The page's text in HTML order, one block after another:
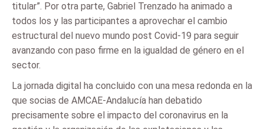
titular”. Por otra parte, Gabriel Trenzado ha animado a
todos los y las participantes a aprovechar el cambio
estructural del nuevo mundo post Covid-19 para seguir
avanzando con paso firme en la igualdad de género en el
sector.
La jornada digital ha concluido con una mesa redonda en la
que socias de AMCAE-Andalucía han debatido
precisamente sobre el impacto del coronavirus en la